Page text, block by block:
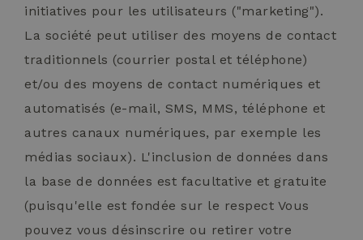
initiatives pour les utilisateurs ("marketing").
La société peut utiliser des moyens de contact
traditionnels (courrier postal et téléphone)
et/ou des moyens de contact numériques et
automatisés (e-mail, SMS, MMS, téléphone et
autres canaux numériques, par exemple les
médias sociaux). L'inclusion de données dans
la base de données est facultative et gratuite
(puisqu'elle est fondée sur le respect Vous
pouvez vous désinscrire ou retirer votre